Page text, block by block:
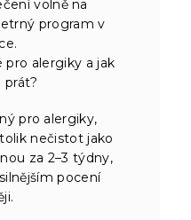
volně na
program v
pro alergiky a jak
prát?
pro alergiky,
nečistot jako
za 2–3 týdny,
pocení